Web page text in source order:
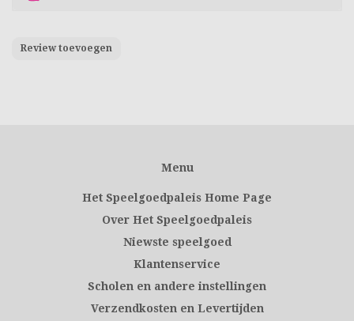
Review toevoegen
Menu
Het Speelgoedpaleis Home Page
Over Het Speelgoedpaleis
Niewste speelgoed
Klantenservice
Scholen en andere instellingen
Verzendkosten en Levertijden